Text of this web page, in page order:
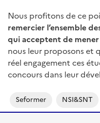
Nous profitons de ce
remercier l’ensemble
qui acceptent de
nous leur proposons et
réel engagement ces
concours dans leur
Seformer NSI&SNT